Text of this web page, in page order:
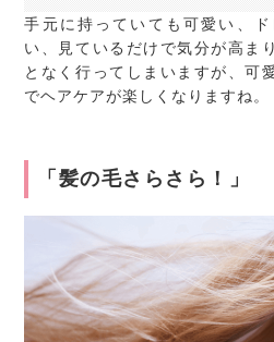
手元に持っていても可愛い、
い、見ているだけで気分が高ま
となく行ってしまいますが、可
でヘアケアが楽しくなりますね。
「髪の毛さらさら！」